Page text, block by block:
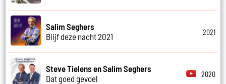
Salim Seghers
Blijf deze nacht 2021
2021
Steve Tielens en Salim Seghers
Dat goed gevoel
2020